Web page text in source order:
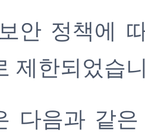
안 정책에
제한되었습
다음과 같